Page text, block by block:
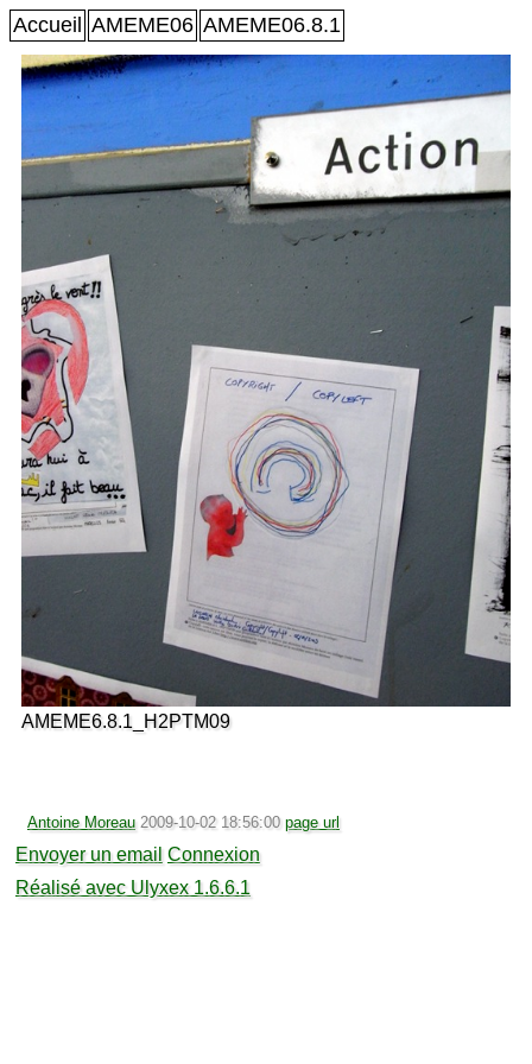
Accueil AMEME06 AMEME06.8.1
AMEME6.8.1_H2PTM09
Antoine Moreau 2009-10-02 18:56:00 page url
Envoyer un email Connexion
Réalisé avec Ulyxex 1.6.6.1